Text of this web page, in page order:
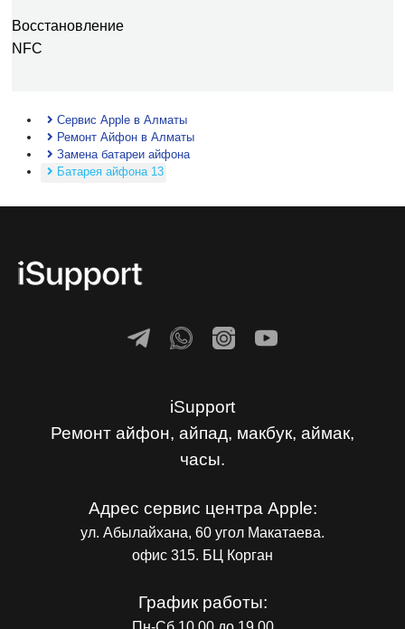
Восстановление
NFC
Сервис Apple в Алматы
Ремонт Айфон в Алматы
Замена батареи айфона
Батарея айфона 13
iSupport
Ремонт айфон, айпад, макбук, аймак,
часы.
Адрес сервис центра Apple:
ул. Абылайхана, 60 угол Макатаева.
офис 315. БЦ Корган
График работы: